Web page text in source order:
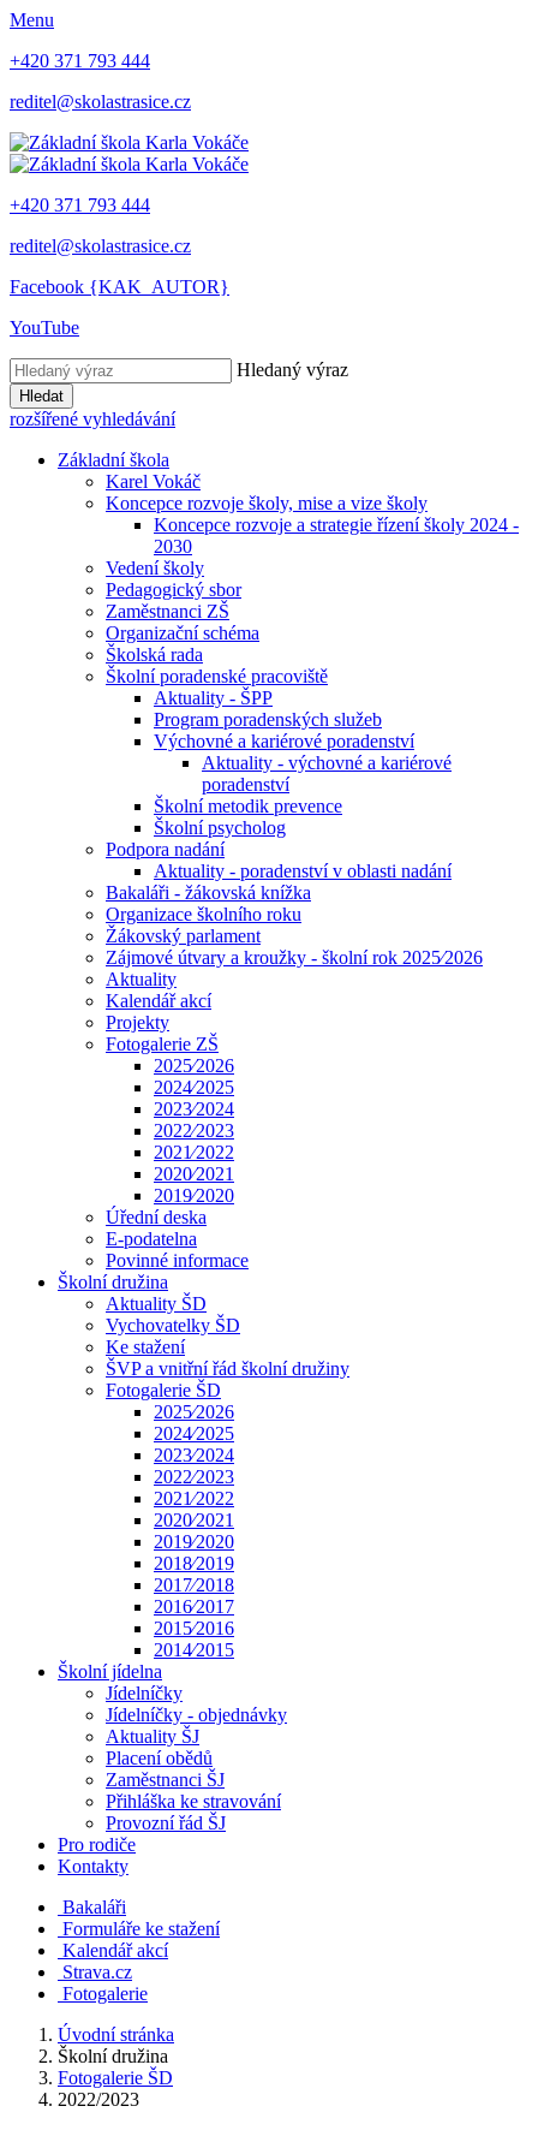
Menu
+420 371 793 444
reditel@skolastrasice.cz
+420 371 793 444
reditel@skolastrasice.cz
Facebook {KAK_AUTOR}
YouTube
Hledaný výraz
Hledat
rozšířené vyhledávání
Základní škola
Karel Vokáč
Koncepce rozvoje školy, mise a vize školy
Koncepce rozvoje a strategie řízení školy 2024 -
2030
Vedení školy
Pedagogický sbor
Zaměstnanci ZŠ
Organizační schéma
Školská rada
Školní poradenské pracoviště
Aktuality - ŠPP
Program poradenských služeb
Výchovné a kariérové poradenství
Aktuality - výchovné a kariérové
poradenství
Školní metodik prevence
Školní psycholog
Podpora nadání
Aktuality - poradenství v oblasti nadání
Bakaláři - žákovská knížka
Organizace školního roku
Žákovský parlament
Zájmové útvary a kroužky - školní rok 2025⁄2026
Aktuality
Kalendář akcí
Projekty
Fotogalerie ZŠ
2025⁄2026
2024⁄2025
2023⁄2024
2022⁄2023
2021⁄2022
2020⁄2021
2019⁄2020
Úřední deska
E-podatelna
Povinné informace
Školní družina
Aktuality ŠD
Vychovatelky ŠD
Ke stažení
ŠVP a vnitřní řád školní družiny
Fotogalerie ŠD
2025⁄2026
2024⁄2025
2023⁄2024
2022⁄2023
2021⁄2022
2020⁄2021
2019⁄2020
2018⁄2019
2017⁄2018
2016⁄2017
2015⁄2016
2014⁄2015
Školní jídelna
Jídelníčky
Jídelníčky - objednávky
Aktuality ŠJ
Placení obědů
Zaměstnanci ŠJ
Přihláška ke stravování
Provozní řád ŠJ
Pro rodiče
Kontakty
Bakaláři
Formuláře ke stažení
Kalendář akcí
Strava.cz
Fotogalerie
Úvodní stránka
Školní družina
Fotogalerie ŠD
2022/2023